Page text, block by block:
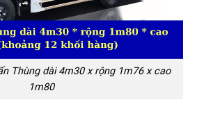
Thùng dài 4m30 x rộng 1m76 x cao
1m80